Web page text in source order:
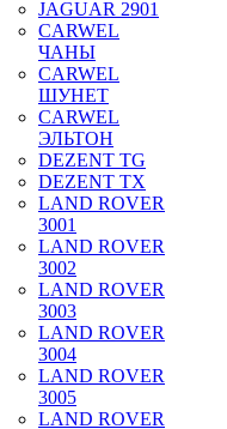
JAGUAR 2901
CARWEL
ЧАНЫ
CARWEL
ШУНЕТ
CARWEL
ЭЛЬТОН
DEZENT TG
DEZENT TX
LAND ROVER
3001
LAND ROVER
3002
LAND ROVER
3003
LAND ROVER
3004
LAND ROVER
3005
LAND ROVER